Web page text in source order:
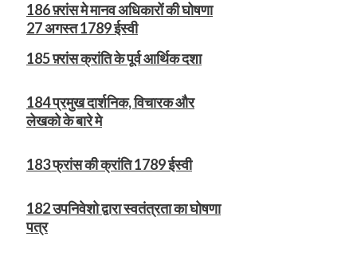
186 फ़्रांस मे मानव अधिकारों की घोषणा
27 अगस्त 1789 ईस्वी
185 फ़्रांस क्रांति के पूर्व आर्थिक दशा
184 प्रमुख दार्शनिक, विचारक और
लेखको के बारे मे
183 फ्रांस की क्रांति 1789 ईस्वी
182 उपनिवेशो द्वारा स्वतंत्रता का घोषणा
पत्र